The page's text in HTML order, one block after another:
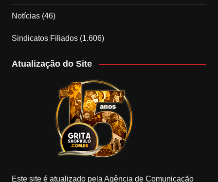
Notícias(46)
Sindicatos Filiados(1.606)
Atualização do Site
Este site é atualizado pela Agência de Comunicação